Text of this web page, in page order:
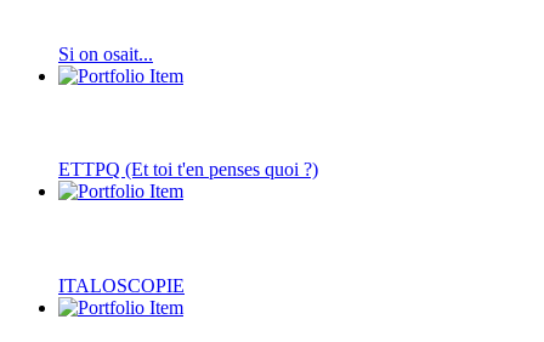
Si on osait...
ETTPQ (Et toi t'en penses quoi ?)
ITALOSCOPIE